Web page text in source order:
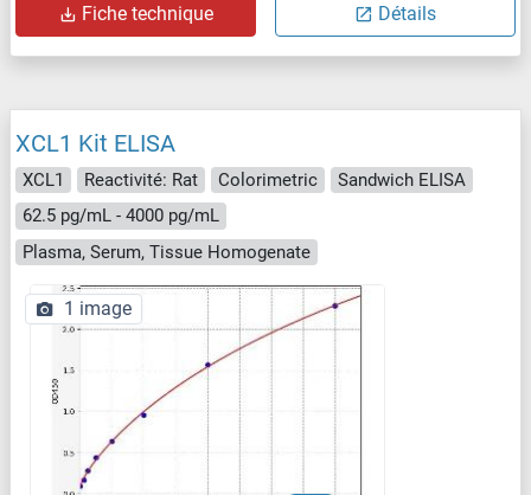
Fiche technique Détails
XCL1 Kit ELISA
XCL1 Reactivité: Rat Colorimetric
Sandwich ELISA
62.5 pg/mL - 4000 pg/mL
Plasma, Serum, Tissue Homogenate
1 image